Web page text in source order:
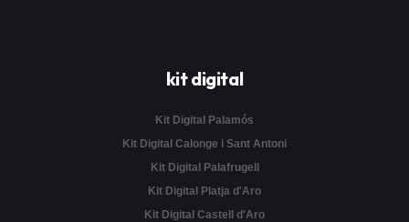
kit digital
Kit Digital Palamós
Kit Digital Calonge i Sant Antoni
Kit Digital Palafrugell
Kit Digital Platja d'Aro
Kit Digital Castell d'Aro